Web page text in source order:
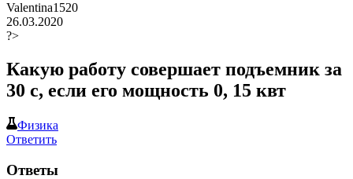
Valentina1520
26.03.2020
?>
Какую работу совершает подъемник за
30 с, если его мощность 0, 15 квт
Физика
Ответить
Ответы